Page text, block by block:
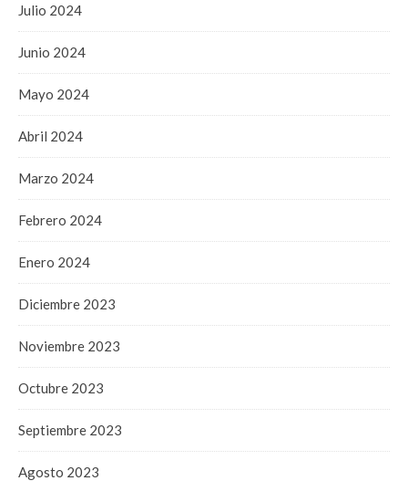
Julio 2024
Junio 2024
Mayo 2024
Abril 2024
Marzo 2024
Febrero 2024
Enero 2024
Diciembre 2023
Noviembre 2023
Octubre 2023
Septiembre 2023
Agosto 2023